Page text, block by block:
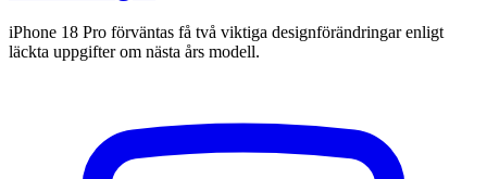
iPhone 18 Pro förväntas få två viktiga designförändringar enligt
läckta uppgifter om nästa års modell.